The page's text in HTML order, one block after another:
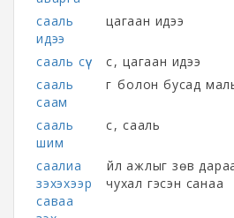
сааль
идээ
цагаан идээ
сааль сүү
сүү, цагаан идээ
сааль
саам
гүү болон бусад
сааль
шим
сүү, сааль
саалиа
зэхэхээр
саваа
үйл ажлыг зөв
чухал гэсэн санаа